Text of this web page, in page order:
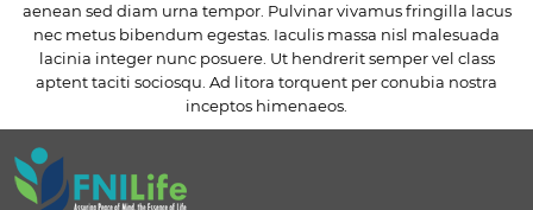
aenean sed diam urna tempor. Pulvinar vivamus fringilla lacus
nec metus bibendum egestas. Iaculis massa nisl malesuada
lacinia integer nunc posuere. Ut hendrerit semper vel class
aptent taciti sociosqu. Ad litora torquent per conubia nostra
inceptos himenaeos.